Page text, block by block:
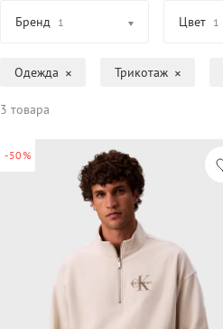
Бренд 1 Цвет 1
Одежда Трикотаж
3 товара
-50%